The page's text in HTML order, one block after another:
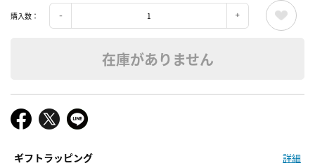
購入数：
在庫がありません
ギフトラッピング 詳細